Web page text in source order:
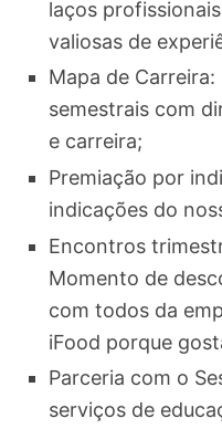
laços
valiosas de
Mapa de
semestrais com
e carreira;
Premiação por
indicações do
Encontros
Momento de
com todos da
iFood porque
Parceria com o
serviços de